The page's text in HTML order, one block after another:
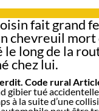
fait grand
chevreuil mort
le long de la
chez lui.
Code rural
gibier tué
à la suite d’une